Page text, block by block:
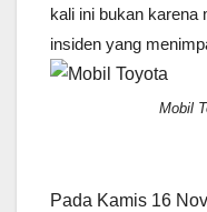
kali ini bukan karena
insiden yang
Mobil
Pada Kamis 16